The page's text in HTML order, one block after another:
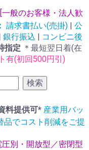
[一般のお客様・法人歓
請求書払い(売掛) | 公
銀行振込 | コンビニ後
指定 ＊最短翌日着(在
有(初回500円引)
検索
料提供可* 産業用バッ
品でコスト削減をご提
別・開放型／密閉型